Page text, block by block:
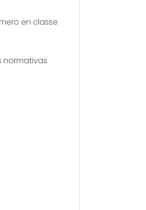
en classe
normativas